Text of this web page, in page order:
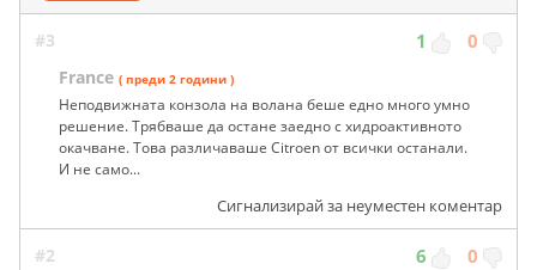
#3 1 0
France ( преди 2 години )
Неподвижната конзола на волана беше едно много умно
решение. Трябваше да остане заедно с хидроактивното
окачване. Това различаваше Citroen от всички останали.
И не само...
Сигнализирай за неуместен коментар
#2 6 0